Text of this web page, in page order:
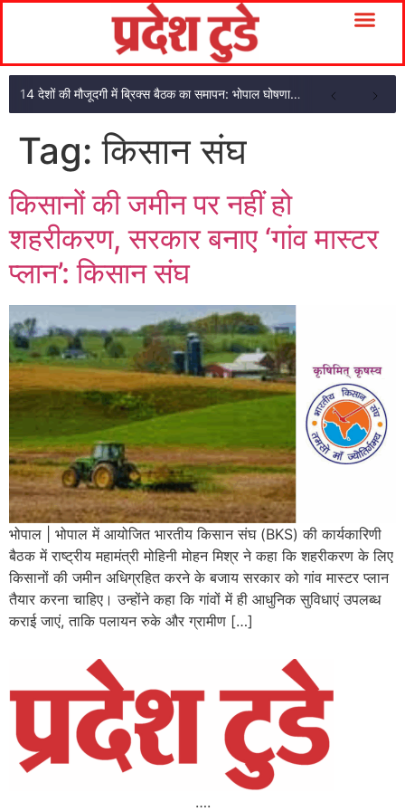
14 देशों की मौजूदगी में ब्रिक्स बैठक का समापन: भोपाल घोषणा पत्र अपनाया
Tag:किसान संघ
किसानों की जमीन पर नहीं हो
शहरीकरण, सरकार बनाए ‘गांव मास्टर
प्लान’: किसान संघ
भोपाल | भोपाल में आयोजित भारतीय किसान संघ (BKS) की कार्यकारिणी
बैठक में राष्ट्रीय महामंत्री मो‍हिनी मोहन मिश्र ने कहा कि शहरीकरण के लिए
किसानों की जमीन अधिग्रहित करने के बजाय सरकार को गांव मास्टर प्लान
तैयार करना चाहिए। उन्होंने कहा कि गांवों में ही आधुनिक सुविधाएं उपलब्ध
कराई जाएं, ताकि पलायन रुके और ग्रामीण […]
….